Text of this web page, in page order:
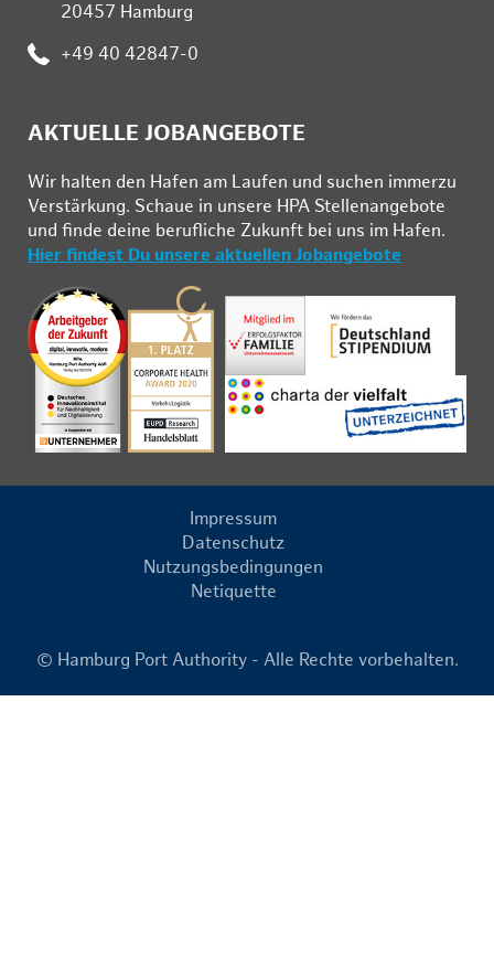
20457 Hamburg
Telefon:
+49 40 42847-0
AKTUELLE JOBANGEBOTE
Wir hal­ten den Ha­fen am Lau­fen und su­chen im­mer­zu
Ver­stär­kung. Schau­e in un­se­re HPA Stel­len­an­ge­bo­te
und fin­de deine be­ruf­li­che Zu­kunft bei uns im Ha­fen.
Hier findest Du unsere aktuellen Jobangebote
Impressum
Datenschutz
Nutzungsbedingungen
Netiquette
© Hamburg Port Authority - Alle Rechte vorbehalten.